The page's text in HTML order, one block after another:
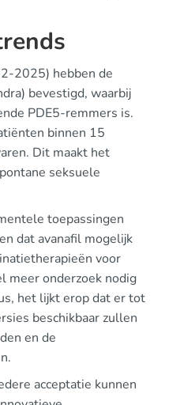
2025) hebben de
bevestigd, waarbij
PDE5-remmers is.
binnen 15
Dit maakt het
seksuele
toepassingen
dat avanafil mogelijk
voor
meer onderzoek nodig
het lijkt erop dat er tot
beschikbaar zullen
en de
acceptatie kunnen